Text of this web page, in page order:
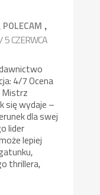
POLECAM ,
/ 5 CZERWCA
4/7 Ocena
Mistrz
się wydaje –
dla swej
lider
lepiej
thrillera,